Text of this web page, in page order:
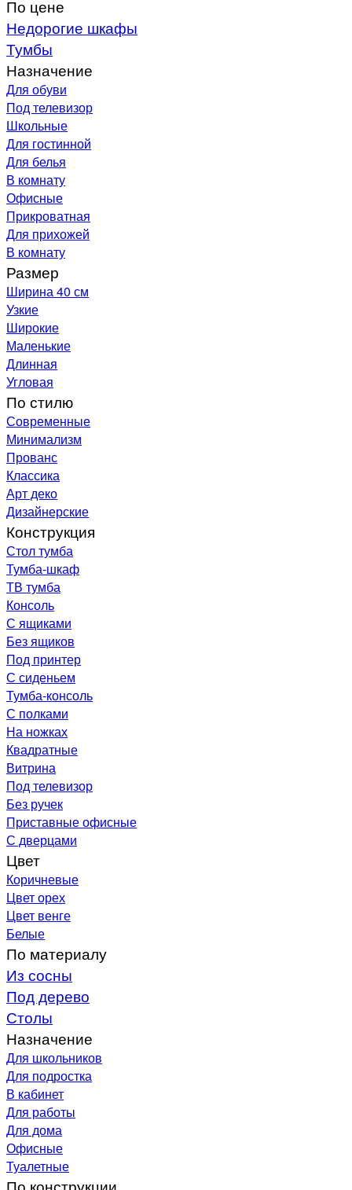
По цене
Недорогие шкафы
Тумбы
Назначение
Для обуви
Под телевизор
Школьные
Для гостинной
Для белья
В комнату
Офисные
Прикроватная
Для прихожей
В комнату
Размер
Ширина 40 см
Узкие
Широкие
Маленькие
Длинная
Угловая
По стилю
Современные
Минимализм
Прованс
Классика
Арт деко
Дизайнерские
Конструкция
Стол тумба
Тумба-шкаф
ТВ тумба
Консоль
С ящиками
Без ящиков
Под принтер
С сиденьем
Тумба-консоль
С полками
На ножках
Квадратные
Витрина
Под телевизор
Без ручек
Приставные офисные
С дверцами
Цвет
Коричневые
Цвет орех
Цвет венге
Белые
По материалу
Из сосны
Под дерево
Столы
Назначение
Для школьников
Для подростка
В кабинет
Для работы
Для дома
Офисные
Туалетные
По конструкции